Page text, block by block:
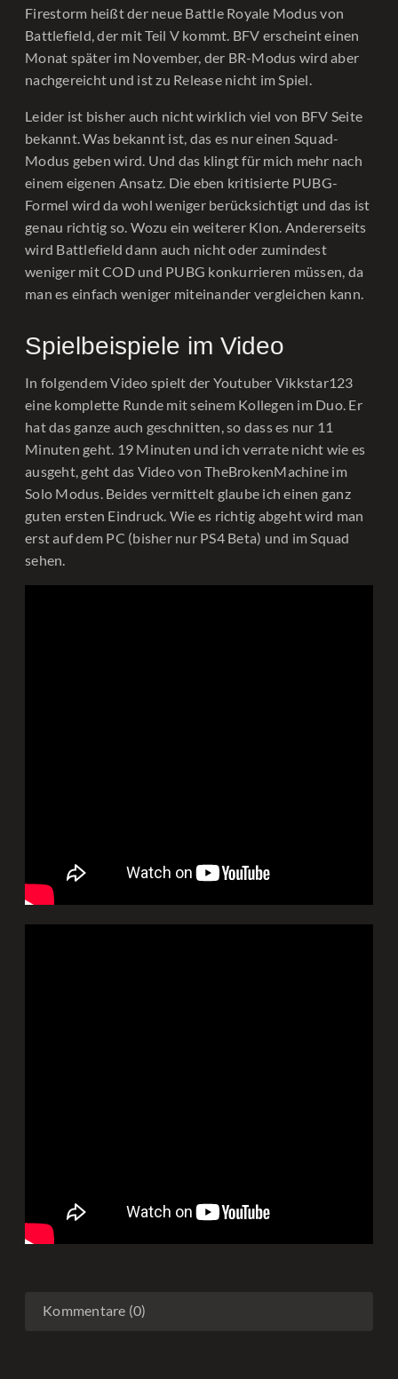
Firestorm heißt der neue Battle Royale Modus von
Battlefield, der mit Teil V kommt. BFV erscheint einen
Monat später im November, der BR-Modus wird aber
nachgereicht und ist zu Release nicht im Spiel.
Leider ist bisher auch nicht wirklich viel von BFV Seite
bekannt. Was bekannt ist, das es nur einen Squad-
Modus geben wird. Und das klingt für mich mehr nach
einem eigenen Ansatz. Die eben kritisierte PUBG-
Formel wird da wohl weniger berücksichtigt und das ist
genau richtig so. Wozu ein weiterer Klon. Andererseits
wird Battlefield dann auch nicht oder zumindest
weniger mit COD und PUBG konkurrieren müssen, da
man es einfach weniger miteinander vergleichen kann.
Spielbeispiele im Video
In folgendem Video spielt der Youtuber Vikkstar123
eine komplette Runde mit seinem Kollegen im Duo. Er
hat das ganze auch geschnitten, so dass es nur 11
Minuten geht. 19 Minuten und ich verrate nicht wie es
ausgeht, geht das Video von TheBrokenMachine im
Solo Modus. Beides vermittelt glaube ich einen ganz
guten ersten Eindruck. Wie es richtig abgeht wird man
erst auf dem PC (bisher nur PS4 Beta) und im Squad
sehen.
Kommentare (0)